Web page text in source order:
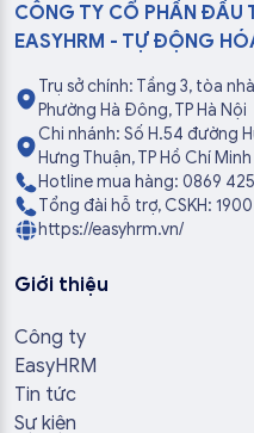
CÔNG TY CỔ PHẦN ĐẦU
EASYHRM - TỰ ĐỘNG
Trụ sở chính: Tầng 3, tòa
Phường Hà Đông, TP Hà Nội
Chi nhánh: Số H.54 đường
Hưng Thuận, TP Hồ Chí Minh
Hotline mua hàng: 0869 425
Tổng đài hỗ trợ, CSKH: 1900
https://easyhrm.vn/
Giới thiệu
Công ty
EasyHRM
Tin tức
Sự kiện